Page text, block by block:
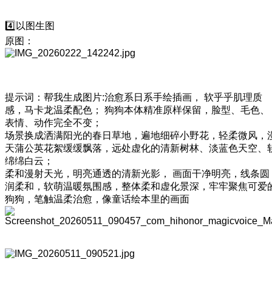
4️⃣以图生图
原图：
提示词：帮我生成图片:治愈系日系手绘插画， 软乎乎肌理质
感，马卡龙温柔配色； 狗狗本体精准原样保留，脸型、毛色、
表情、动作完全不变；
场景换成洒满阳光的春日草地，遍地细碎小野花，轻柔微风，
天蒲公英花絮缓缓飘落，远处虚化的清新树林、淡蓝色天空、
绵绵白云；
柔和漫射天光，明亮通透的清新光影， 画面干净明亮，线条圆
润柔和，软萌温暖氛围感，整体柔和虚化景深，牢牢聚焦可爱
狗狗，笔触温柔治愈，像童话绘本里的画面